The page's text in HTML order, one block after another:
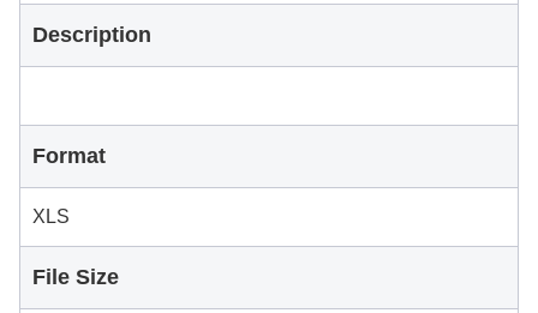
Description
Format
XLS
File Size